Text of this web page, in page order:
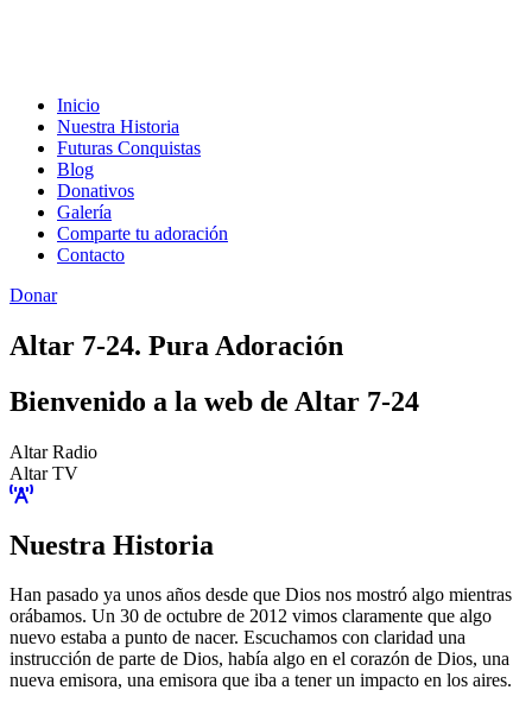
Inicio
Nuestra Historia
Futuras Conquistas
Blog
Donativos
Galería
Comparte tu adoración
Contacto
Donar
Altar 7-24. Pura Adoración
Bienvenido a la web de Altar 7-24
Altar Radio
Altar TV
Nuestra Historia
Han pasado ya unos años desde que Dios nos mostró algo mientras
orábamos. Un 30 de octubre de 2012 vimos claramente que algo
nuevo estaba a punto de nacer. Escuchamos con claridad una
instrucción de parte de Dios, había algo en el corazón de Dios, una
nueva emisora, una emisora que iba a tener un impacto en los aires.